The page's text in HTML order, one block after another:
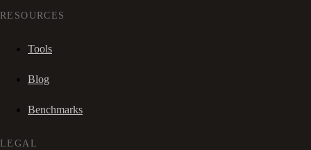
RESOURCES
Tools
Blog
Benchmarks
LEGAL